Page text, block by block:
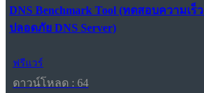
DNS Benchmark Tool (ทดสอบความเร็
ปลอดภัย DNS Server)
ฟรีแวร์
ดาวน์โหลด : 64